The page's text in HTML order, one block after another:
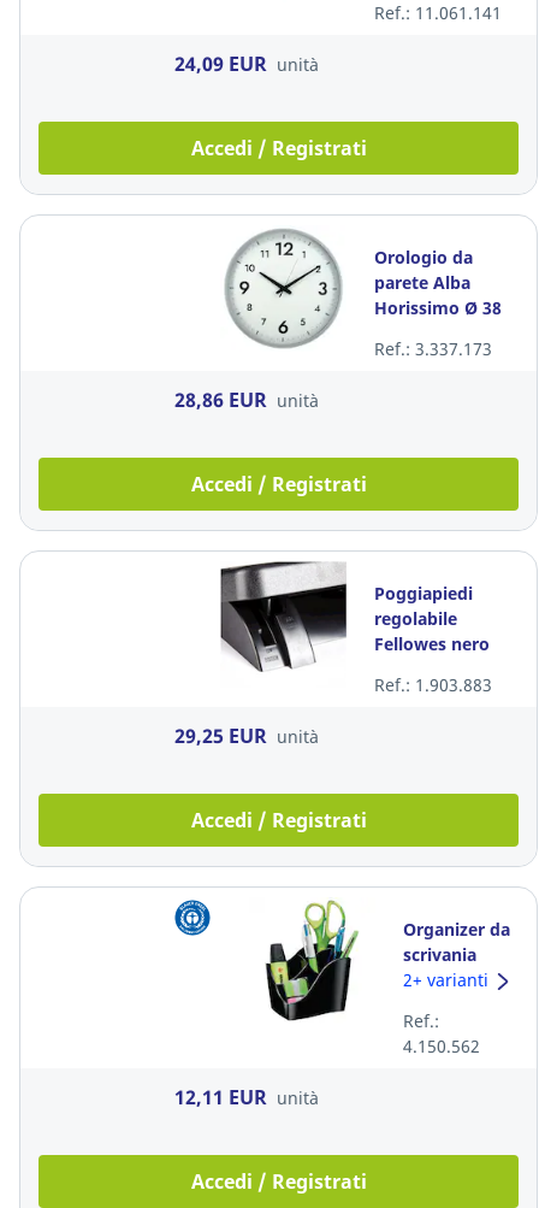
Ref.: 11.061.141
24,09 EUR unità
Accedi / Registrati
Orologio da
parete Alba
Horissimo Ø 38
Ref.: 3.337.173
28,86 EUR unità
Accedi / Registrati
Poggiapiedi
regolabile
Fellowes nero
Ref.: 1.903.883
29,25 EUR unità
Accedi / Registrati
Organizer da
scrivania
OWA Green
polistirene
nero
2+ varianti
Ref.:
4.150.562
12,11 EUR unità
Accedi / Registrati